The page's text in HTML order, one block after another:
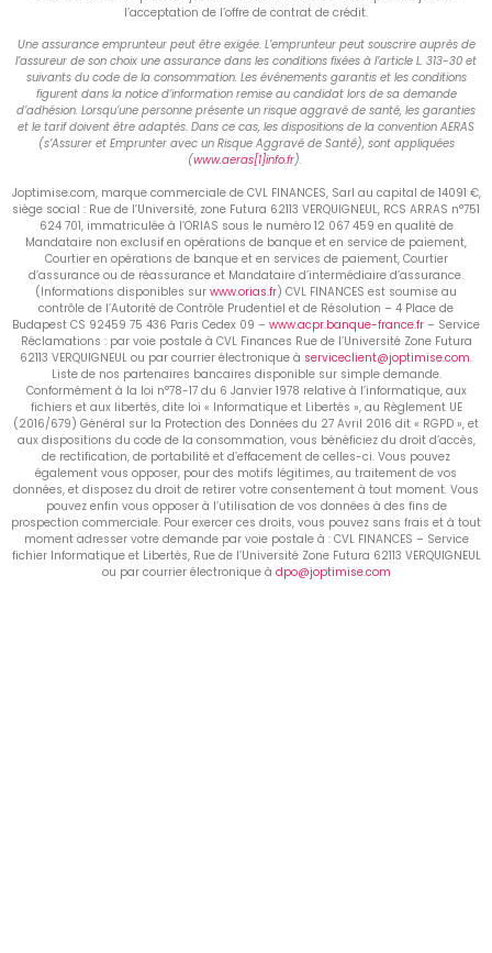
l’acceptation de l’offre de contrat de crédit.
Une assurance emprunteur peut être exigée. L’emprunteur peut souscrire auprès de
l’assureur de son choix une assurance dans les conditions fixées à l’article L. 313-30 et
suivants du code de la consommation. Les événements garantis et les conditions
figurent dans la notice d’information remise au candidat lors de sa demande
d’adhésion. Lorsqu’une personne présente un risque aggravé de santé, les garanties
et le tarif doivent être adaptés. Dans ce cas, les dispositions de la convention AERAS
(s’Assurer et Emprunter avec un Risque Aggravé de Santé), sont appliquées
(www.aeras[1]info.fr).
Joptimise.com, marque commerciale de CVL FINANCES, Sarl au capital de 14091 €,
siège social : Rue de l’Université, zone Futura 62113 VERQUIGNEUL, RCS ARRAS n°751
624 701, immatriculée à l’ORIAS sous le numéro 12 067 459 en qualité de
Mandataire non exclusif en opérations de banque et en service de paiement,
Courtier en opérations de banque et en services de paiement, Courtier
d’assurance ou de réassurance et Mandataire d’intermédiaire d’assurance.
(Informations disponibles sur www.orias.fr) CVL FINANCES est soumise au
contrôle de l’Autorité de Contrôle Prudentiel et de Résolution – 4 Place de
Budapest CS 92459 75 436 Paris Cedex 09 – www.acpr.banque-france.fr – Service
Réclamations : par voie postale à CVL Finances Rue de l’Université Zone Futura
62113 VERQUIGNEUL ou par courrier électronique à serviceclient@joptimise.com.
Liste de nos partenaires bancaires disponible sur simple demande.
Conformément à la loi n°78-17 du 6 Janvier 1978 relative à l’informatique, aux
fichiers et aux libertés, dite loi « Informatique et Libertés », au Règlement UE
(2016/679) Général sur la Protection des Données du 27 Avril 2016 dit « RGPD », et
aux dispositions du code de la consommation, vous bénéficiez du droit d’accès,
de rectification, de portabilité et d’effacement de celles-ci. Vous pouvez
également vous opposer, pour des motifs légitimes, au traitement de vos
données, et disposez du droit de retirer votre consentement à tout moment. Vous
pouvez enfin vous opposer à l’utilisation de vos données à des fins de
prospection commerciale. Pour exercer ces droits, vous pouvez sans frais et à tout
moment adresser votre demande par voie postale à : CVL FINANCES – Service
fichier Informatique et Libertés, Rue de l’Université Zone Futura 62113 VERQUIGNEUL
ou par courrier électronique à dpo@joptimise.com